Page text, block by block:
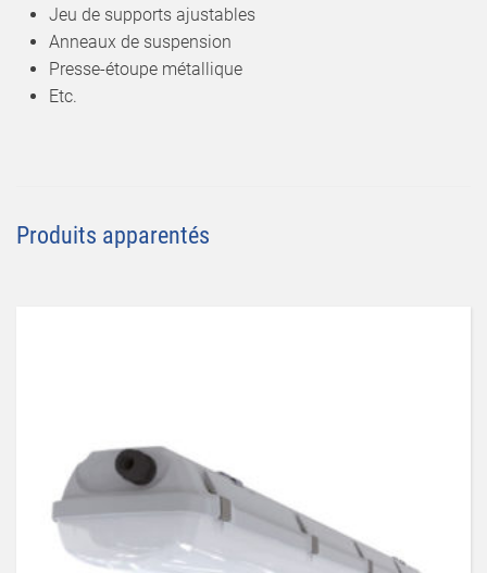
Jeu de supports ajustables
Anneaux de suspension
Presse-étoupe métallique
Etc.
Produits apparentés